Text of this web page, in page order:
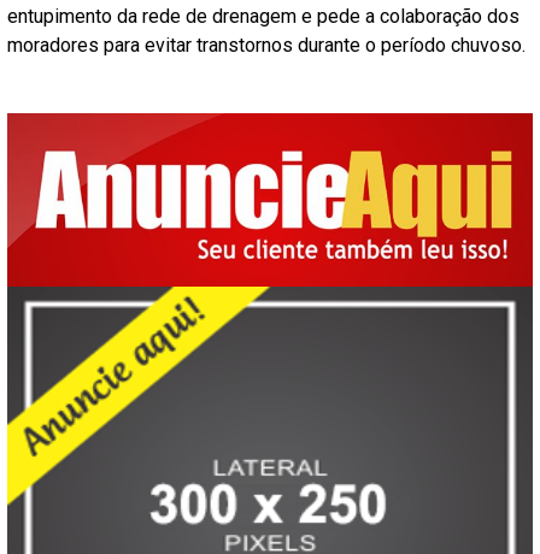
entupimento da rede de drenagem e pede a colaboração dos
moradores para evitar transtornos durante o período chuvoso.